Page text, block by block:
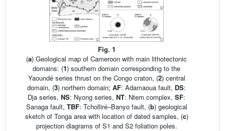
Fig. 1
(a) Geological map of Cameroon with main lithotectonic
domains: (1) southern domain corresponding to the
Yaoundé series thrust on the Congo craton, (2) central
domain, (3) northern domain; AF: Adamaoua fault, DS:
Dja series, NS: Nyong series, NT: Ntem complex, SF:
Sanaga fault, TBF: Tcholliré–Banyo fault, (b) geological
sketch of Tonga area with location of dated samples, (c)
projection diagrams of S1 and S2 foliation poles.